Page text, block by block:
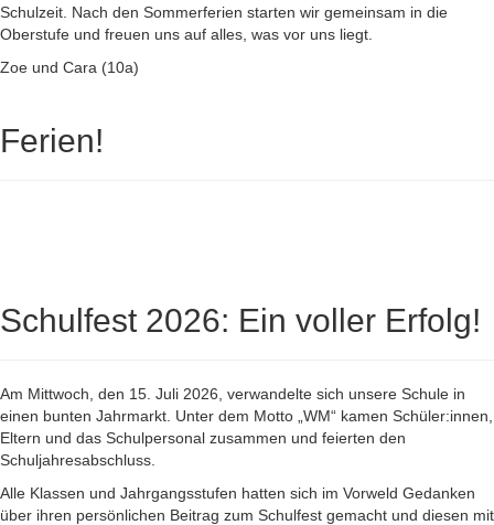
Schulzeit. Nach den Sommerferien starten wir gemeinsam in die
Oberstufe und freuen uns auf alles, was vor uns liegt.
Zoe und Cara (10a)
Ferien!
Schulfest 2026: Ein voller Erfolg!
Am Mittwoch, den 15. Juli 2026, verwandelte sich unsere Schule in
einen bunten Jahrmarkt. Unter dem Motto „WM“ kamen Schüler:innen,
Eltern und das Schulpersonal zusammen und feierten den
Schuljahresabschluss.
Alle Klassen und Jahrgangsstufen hatten sich im Vorweld Gedanken
über ihren persönlichen Beitrag zum Schulfest gemacht und diesen mit